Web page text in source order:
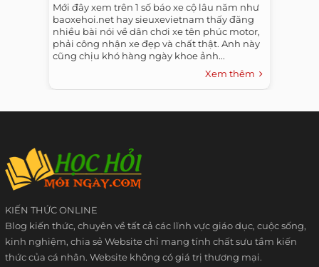
Mới đây xem trên 1 số báo xe cộ lâu năm như
baoxehoi.net hay sieuxevietnam thấy đăng
nhiều bài nói về dân chơi xe tên phúc motor,
phải công nhận xe đẹp và chất thật. Anh này
cũng chịu khó hàng ngày khoe ảnh...
Xem thêm
KIẾN THỨC ONLINE
Blog kiến thức, chuyên về tất cả các lĩnh vực giáo dục, cuộc sống,
kinh nghiệm, chia sẻ Website chỉ mang tính chất sưu tầm kiến
thức của cá nhân. Website không có giá trị thương mại.